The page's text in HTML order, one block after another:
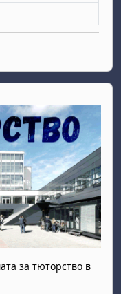
за тюторство в